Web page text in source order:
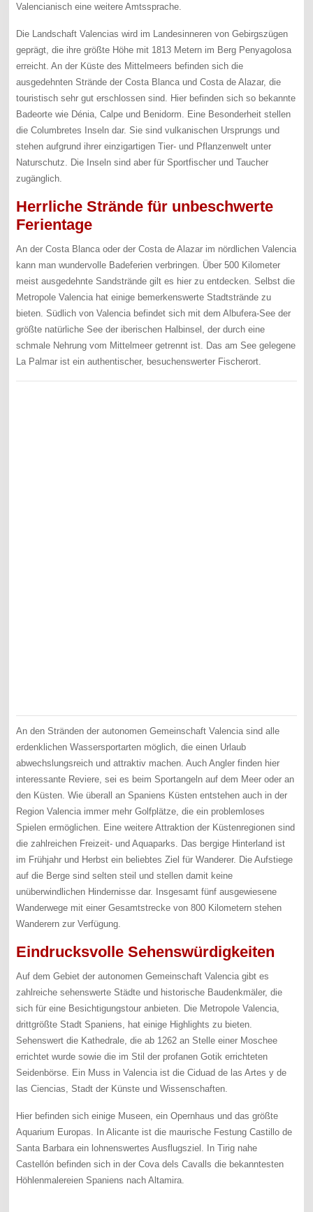
Valencianisch eine weitere Amtssprache.
Die Landschaft Valencias wird im Landesinneren von Gebirgszügen
geprägt, die ihre größte Höhe mit 1813 Metern im Berg Penyagolosa
erreicht. An der Küste des Mittelmeers befinden sich die
ausgedehnten Strände der Costa Blanca und Costa de Alazar, die
touristisch sehr gut erschlossen sind. Hier befinden sich so bekannte
Badeorte wie Dénia, Calpe und Benidorm. Eine Besonderheit stellen
die Columbretes Inseln dar. Sie sind vulkanischen Ursprungs und
stehen aufgrund ihrer einzigartigen Tier- und Pflanzenwelt unter
Naturschutz. Die Inseln sind aber für Sportfischer und Taucher
zugänglich.
Herrliche Strände für unbeschwerte
Ferientage
An der Costa Blanca oder der Costa de Alazar im nördlichen Valencia
kann man wundervolle Badeferien verbringen. Über 500 Kilometer
meist ausgedehnte Sandstrände gilt es hier zu entdecken. Selbst die
Metropole Valencia hat einige bemerkenswerte Stadtstrände zu
bieten. Südlich von Valencia befindet sich mit dem Albufera-See der
größte natürliche See der iberischen Halbinsel, der durch eine
schmale Nehrung vom Mittelmeer getrennt ist. Das am See gelegene
La Palmar ist ein authentischer, besuchenswerter Fischerort.
An den Stränden der autonomen Gemeinschaft Valencia sind alle
erdenklichen Wassersportarten möglich, die einen Urlaub
abwechslungsreich und attraktiv machen. Auch Angler finden hier
interessante Reviere, sei es beim Sportangeln auf dem Meer oder an
den Küsten. Wie überall an Spaniens Küsten entstehen auch in der
Region Valencia immer mehr Golfplätze, die ein problemloses
Spielen ermöglichen. Eine weitere Attraktion der Küstenregionen sind
die zahlreichen Freizeit- und Aquaparks. Das bergige Hinterland ist
im Frühjahr und Herbst ein beliebtes Ziel für Wanderer. Die Aufstiege
auf die Berge sind selten steil und stellen damit keine
unüberwindlichen Hindernisse dar. Insgesamt fünf ausgewiesene
Wanderwege mit einer Gesamtstrecke von 800 Kilometern stehen
Wanderern zur Verfügung.
Eindrucksvolle Sehenswürdigkeiten
Auf dem Gebiet der autonomen Gemeinschaft Valencia gibt es
zahlreiche sehenswerte Städte und historische Baudenkmäler, die
sich für eine Besichtigungstour anbieten. Die Metropole Valencia,
drittgrößte Stadt Spaniens, hat einige Highlights zu bieten.
Sehenswert die Kathedrale, die ab 1262 an Stelle einer Moschee
errichtet wurde sowie die im Stil der profanen Gotik errichteten
Seidenbörse. Ein Muss in Valencia ist die Ciduad de las Artes y de
las Ciencias, Stadt der Künste und Wissenschaften.
Hier befinden sich einige Museen, ein Opernhaus und das größte
Aquarium Europas. In Alicante ist die maurische Festung Castillo de
Santa Barbara ein lohnenswertes Ausflugsziel. In Tirig nahe
Castellón befinden sich in der Cova dels Cavalls die bekanntesten
Höhlenmalereien Spaniens nach Altamira.